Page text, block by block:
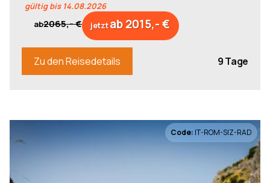
Zu den Reisedetails 9 Tage
ab2065,- € jetztab 2015,- €
gültig bis 14.08.2026
Code: IT-ROM-SIZ-RAD